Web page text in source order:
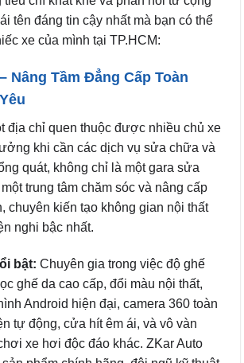
tên đáng tin cậy nhất mà bạn có thể
xe của mình tại TP.HCM:
Nâng Tầm Đẳng Cấp Toàn
địa chỉ quen thuộc được nhiều chủ xe
khi cần các dịch vụ sửa chữa và
quát, không chỉ là một gara sửa
trung tâm chăm sóc và nâng cấp
chuyên kiến tạo không gian nội thất
nghi bậc nhất.
bật: Chuyên gia trong việc độ ghế
ghế da cao cấp, đổi màu nội thất,
Android hiện đại, camera 360 toàn
tự động, cửa hít êm ái, và vô vàn
xe hơi độc đáo khác. ZKar Auto